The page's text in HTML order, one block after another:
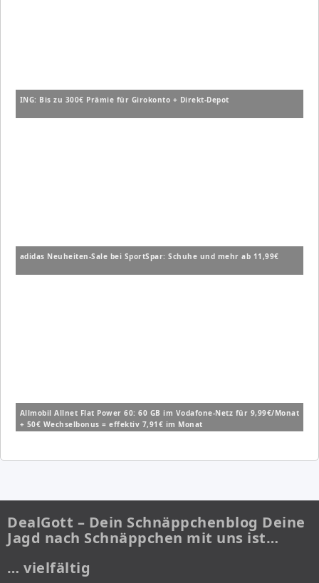
ING: Bis zu 300€ Prämie für Girokonto + Direkt-Depot
adidas Neuheiten-Sale bei SportSpar: Schuhe und mehr ab 11,99€
Allmobil Allnet Flat Power 60: 60 GB im Vodafone-Netz für 9,99€/Monat
+ 50€ Wechselbonus = effektiv 7,91€ im Monat
DealGott – Dein Schnäppchenblog Deine
Jagd nach Schnäppchen mit uns ist…
… vielfältig